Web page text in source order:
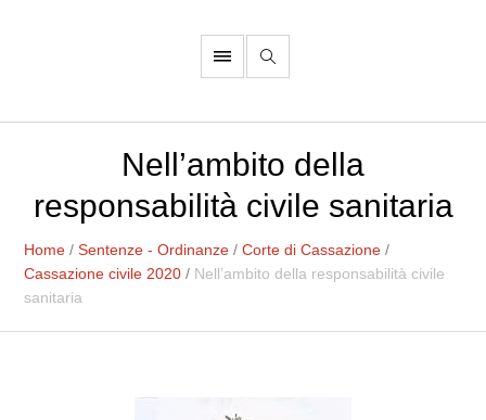
Nell’ambito della
responsabilità civile sanitaria
Home /Sentenze - Ordinanze /Corte di Cassazione /
Cassazione civile 2020 / Nell’ambito della responsabilità civile
sanitaria